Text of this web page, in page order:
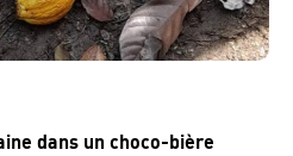
dans un choco-bière